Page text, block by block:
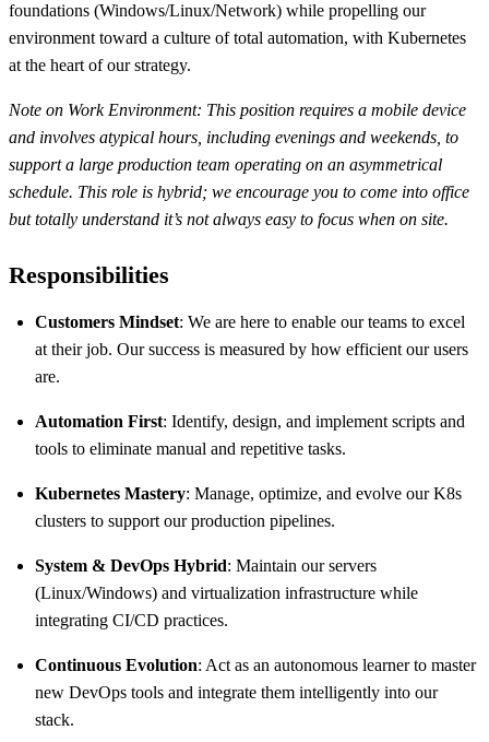
foundations (Windows/Linux/Network) while propelling our
environment toward a culture of total automation, with Kubernetes
at the heart of our strategy.
Note on Work Environment: This position requires a mobile device
and involves atypical hours, including evenings and weekends, to
support a large production team operating on an asymmetrical
schedule. This role is hybrid; we encourage you to come into office
but totally understand it’s not always easy to focus when on site.
Responsibilities
Customers Mindset: We are here to enable our teams to excel
at their job. Our success is measured by how efficient our users
are.
Automation First: Identify, design, and implement scripts and
tools to eliminate manual and repetitive tasks.
Kubernetes Mastery: Manage, optimize, and evolve our K8s
clusters to support our production pipelines.
System & DevOps Hybrid: Maintain our servers
(Linux/Windows) and virtualization infrastructure while
integrating CI/CD practices.
Continuous Evolution: Act as an autonomous learner to master
new DevOps tools and integrate them intelligently into our
stack.